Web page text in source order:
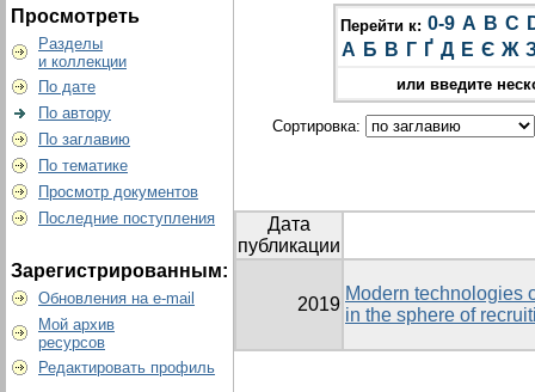
Просмотреть
Разделы
и коллекции
По дате
По автору
По заглавию
По тематике
Просмотр документов
Последние поступления
Зарегистрированным:
Обновления на e-mail
Мой архив
ресурсов
Редактировать профиль
Перейти к: 0-9 A B C
А Б В Г Ґ Д Е Є Ж
или введите
Сортировка:
Дата
публикации
2019
Modern technologies
in the sphere of